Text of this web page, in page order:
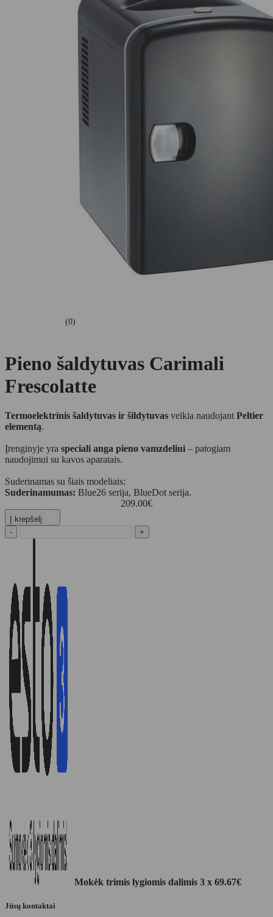
(0)
Pieno šaldytuvas Carimali
Frescolatte
Termoelektrinis šaldytuvas ir šildytuvas veikia naudojant Peltier
elementą.
Įrenginyje yra speciali anga pieno vamzdeliui – patogiam
naudojimui su kavos aparatais.
Suderinamas su šiais modeliais:
Suderinamumas: Blue26 serija, BlueDot serija.
209.00€
Į krepšelį
-
+
Mokėk trimis lygiomis dalimis 3 x 69.67€
Jūsų kontaktai